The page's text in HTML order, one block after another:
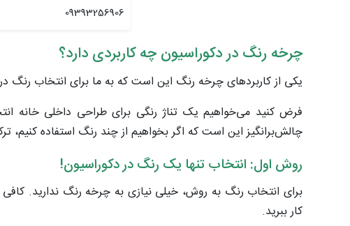
09393256906
چرخه رنگ در دکوراسیون چه کاربردی دارد؟
یکی از کاربردهای چرخه رنگ این است که به ما برای انتخاب رنگ
فرض کنید می‌خواهیم یک تناژ رنگی برای طراحی داخلی خانه
چالش‌برانگیز این است که اگر بخواهیم از چند رنگ استفاده کنیم،
روش اول: انتخاب تنها یک رنگ در دکوراسیون!
برای انتخاب رنگ به روش، خیلی نیازی به چرخه رنگ ندارید.
کار ببرید.